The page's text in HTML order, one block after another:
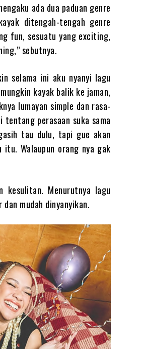
ada dua paduan genre
ditengah-tengah genre
fun, sesuatu yang exciting,
sebutnya.
selama ini aku nyanyi lagu
kayak balik ke jaman,
lumayan simple dan rasa-
perasaan suka sama
tau dulu, tapi gue akan
itu. Walaupun orang nya gak
kesulitan. Menurutnya lagu
mudah dinyanyikan.